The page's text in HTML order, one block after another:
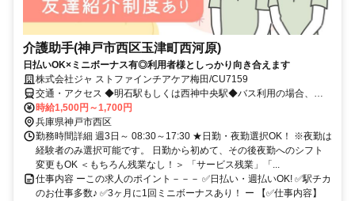
介護助手(神戸市西区玉津町西河原)
日払いOK×ミニボーナス有◎利用者様としっかり向き合えます
株式会社ジャ ストファインチアケア梅田/CU7159
交通・アクセス ◆明石駅もしくは西神中央駅◆バス利用の場合、西
河原で降車し西へ徒歩５分です。
時給1,500円～1,700円
兵庫県神戸市西区
勤務時間詳細 週3日～ 08:30～17:30 ★日勤・夜勤選択OK！ ※夜勤は
経験者のみ選択可能です。 日勤から初めて、その後夜勤へのシフト
変更もOK ＜もちろん残業なし！＞ 「サービス残業」「...
仕事内容 ーこの求人のポイント－－－ ✅日払い・週払いOK! ✅駅チカ
のお仕事多数♪ ✅3ヶ月に1回ミニボーナスあり！ ー 【✅仕事内容】